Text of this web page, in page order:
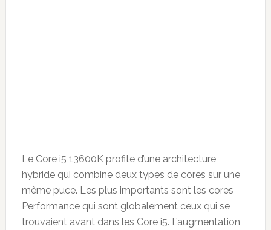
Le Core i5 13600K profite d’une architecture
hybride qui combine deux types de cores sur une
même puce. Les plus importants sont les cores
Performance qui sont globalement ceux qui se
trouvaient avant dans les Core i5. L’augmentation